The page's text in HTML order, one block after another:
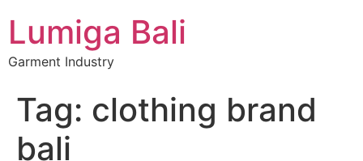
Lumiga Bali
Garment Industry
Tag: clothing brand
bali